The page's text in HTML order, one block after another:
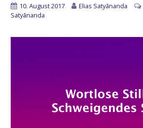
10. August 2017 Elias Satyānanda
Satyānanda